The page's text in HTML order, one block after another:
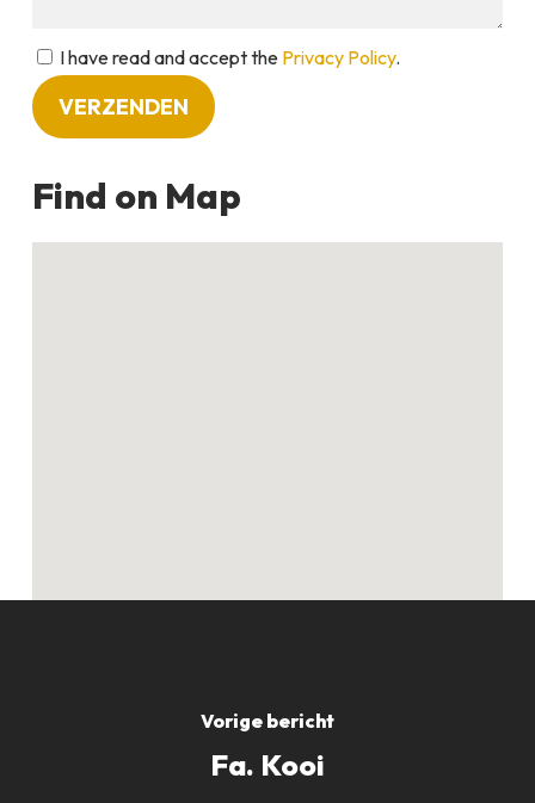
I have read and accept the Privacy Policy.
Find on Map
Vorige bericht
Fa. Kooi